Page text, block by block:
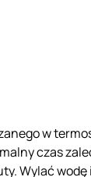
w
czas
Wylać